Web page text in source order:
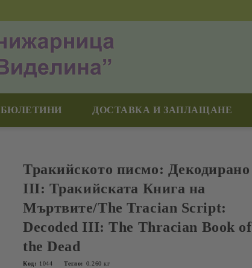
БЮЛЕТИНИ ДОСТАВКА И ЗАПЛАЩАНЕ
Тракийското писмо: Декодирано
III: Тракийската Книга на
Мъртвите/The Tracian Script:
Decoded III: The Thracian Book of
the Dead
Код: 1044 Тегло: 0.260 кг